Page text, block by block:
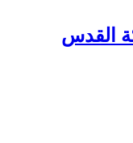
القدس